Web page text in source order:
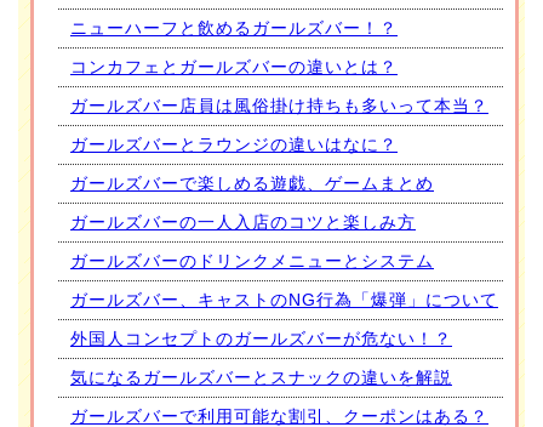
ニューハーフと飲めるガールズバー！？
コンカフェとガールズバーの違いとは？
ガールズバー店員は風俗掛け持ちも多いって本当？
ガールズバーとラウンジの違いはなに？
ガールズバーで楽しめる遊戯、ゲームまとめ
ガールズバーの一人入店のコツと楽しみ方
ガールズバーのドリンクメニューとシステム
ガールズバー、キャストのNG行為「爆弾」について
外国人コンセプトのガールズバーが危ない！？
気になるガールズバーとスナックの違いを解説
ガールズバーで利用可能な割引、クーポンはある？